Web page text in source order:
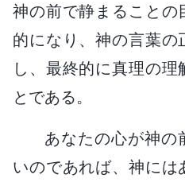
神の前で静まることの
的になり、神の言葉の
し、最終的に真理の理
とである。
あなたの心が神の
いのであれば、神に